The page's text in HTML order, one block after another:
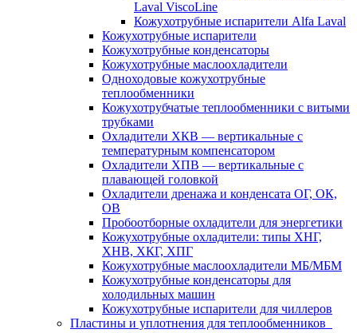
Laval ViscoLine
Кожухотрубные испарители Alfa Laval
Кожухотрубные испарители
Кожухотрубные конденсаторы
Кожухотрубные маслоохладители
Одноходовые кожухотрубные
теплообменники
Кожухотрубчатые теплообменники с витыми
трубками
Охладители ХКВ — вертикальные с
температурным компенсатором
Охладители ХПВ — вертикальные с
плавающей головкой
Охладители дренажа и конденсата ОГ, ОК,
ОВ
Пробоотборные охладители для энергетики
Кожухотрубные охладители: типы ХНГ,
ХНВ, ХКГ, ХПГ
Кожухотрубные маслоохладители МБ/МБМ
Кожухотрубные конденсаторы для
холодильных машин
Кожухотрубные испарители для чиллеров
Пластины и уплотнения для теплообменников